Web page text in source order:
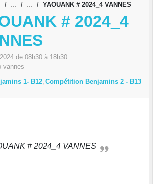
YAOUANK # 2024_4 VANNES
# 2024_4
2024 de 08h30 à 18h30
vannes
1- B12 Compétition Benjamins 2 - B13
# 2024_4 VANNES